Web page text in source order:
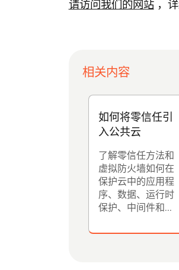
请访问我们的网站，详
相关内容
如何将零信任引
入公共云
了解零信任方法和
虚拟防火墙如何在
保护云中的应用程
序、数据、运行时
保护、中间件和操
用。